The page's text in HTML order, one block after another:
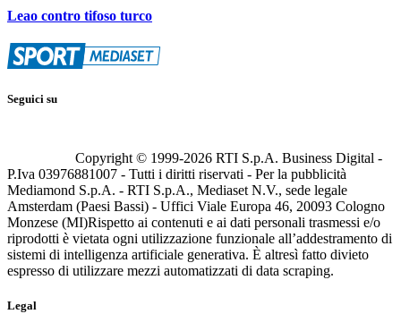
Leao contro tifoso turco
Seguici su
Copyright © 1999-2026 RTI S.p.A. Business Digital -
P.Iva 03976881007 - Tutti i diritti riservati - Per la pubblicità
Mediamond S.p.A. - RTI S.p.A., Mediaset N.V., sede legale
Amsterdam (Paesi Bassi) - Uffici Viale Europa 46, 20093 Cologno
Monzese (MI)Rispetto ai contenuti e ai dati personali trasmessi e/o
riprodotti è vietata ogni utilizzazione funzionale all’addestramento di
sistemi di intelligenza artificiale generativa. È altresì fatto divieto
espresso di utilizzare mezzi automatizzati di data scraping.
Legal